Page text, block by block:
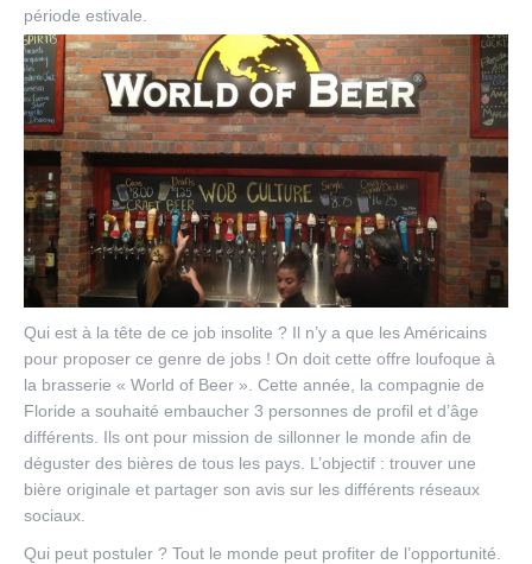
période estivale.
Qui est à la tête de ce job insolite ? Il n’y a que les Américains
pour proposer ce genre de jobs ! On doit cette offre loufoque à
la brasserie « World of Beer ». Cette année, la compagnie de
Floride a souhaité embaucher 3 personnes de profil et d’âge
différents. Ils ont pour mission de sillonner le monde afin de
déguster des bières de tous les pays. L’objectif : trouver une
bière originale et partager son avis sur les différents réseaux
sociaux.
Qui peut postuler ? Tout le monde peut profiter de l’opportunité.